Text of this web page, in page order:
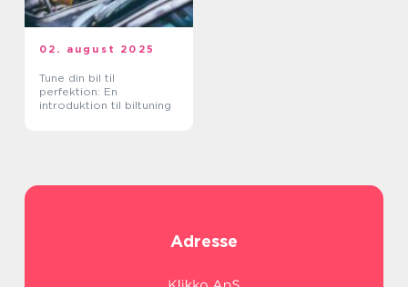
02. august 2025
Tune din bil til
perfektion: En
introduktion til biltuning
Adresse